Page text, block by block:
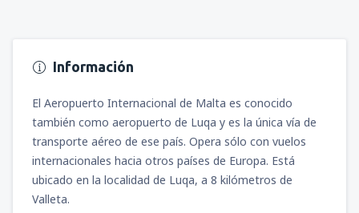
Información
El Aeropuerto Internacional de Malta es conocido
también como aeropuerto de Luqa y es la única vía de
transporte aéreo de ese país. Opera sólo con vuelos
internacionales hacia otros países de Europa. Está
ubicado en la localidad de Luqa, a 8 kilómetros de
Valleta.